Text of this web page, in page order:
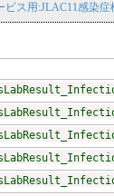
ス用:JLAC11感染症